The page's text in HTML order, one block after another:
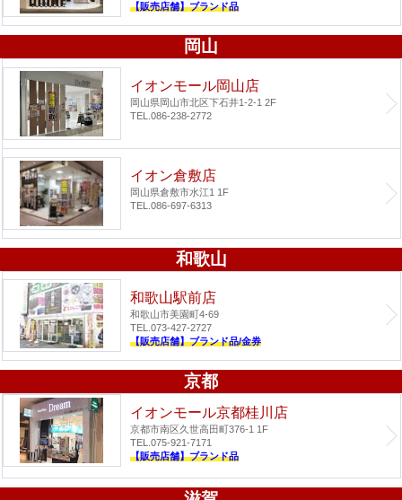
【販売店舗】ブランド品
岡山
イオンモール岡山店
岡山県岡山市北区下石井1-2-1 2F
TEL.086-238-2772
イオン倉敷店
岡山県倉敷市水江1 1F
TEL.086-697-6313
和歌山
和歌山駅前店
和歌山市美園町4-69
TEL.073-427-2727
【販売店舗】ブランド品/金券
京都
イオンモール京都桂川店
京都市南区久世高田町376-1 1F
TEL.075-921-7171
【販売店舗】ブランド品